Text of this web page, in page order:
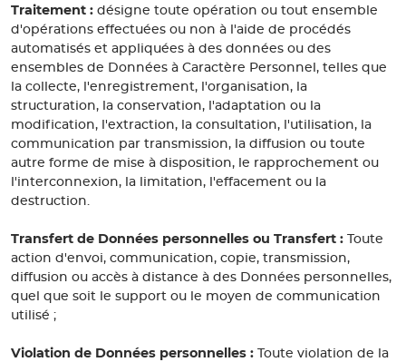
Traitement : désigne toute opération ou tout ensemble
d'opérations effectuées ou non à l'aide de procédés
automatisés et appliquées à des données ou des
ensembles de Données à Caractère Personnel, telles que
la collecte, l'enregistrement, l'organisation, la
structuration, la conservation, l'adaptation ou la
modification, l'extraction, la consultation, l'utilisation, la
communication par transmission, la diffusion ou toute
autre forme de mise à disposition, le rapprochement ou
l'interconnexion, la limitation, l'effacement ou la
destruction.
Transfert de Données personnelles ou Transfert : Toute
action d'envoi, communication, copie, transmission,
diffusion ou accès à distance à des Données personnelles,
quel que soit le support ou le moyen de communication
utilisé ;
Violation de Données personnelles : Toute violation de la